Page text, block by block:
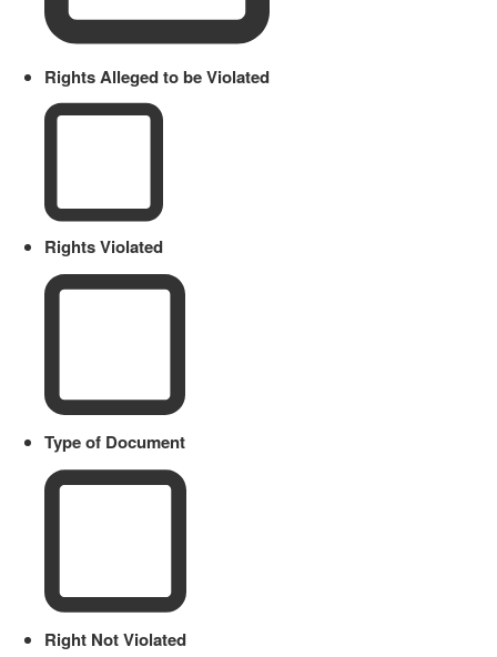
Rights Alleged to be Violated
Rights Violated
Type of Document
Right Not Violated